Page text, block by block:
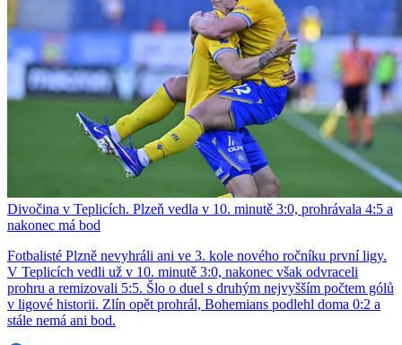
Divočina v Teplicích. Plzeň vedla v 10. minutě 3:0, prohrávala 4:5 a
nakonec má bod
Fotbalisté Plzně nevyhráli ani ve 3. kole nového ročníku první ligy.
V Teplicích vedli už v 10. minutě 3:0, nakonec však odvraceli
prohru a remizovali 5:5. Šlo o duel s druhým nejvyšším počtem gólů
v ligové historii. Zlín opět prohrál, Bohemians podlehl doma 0:2 a
stále nemá ani bod.